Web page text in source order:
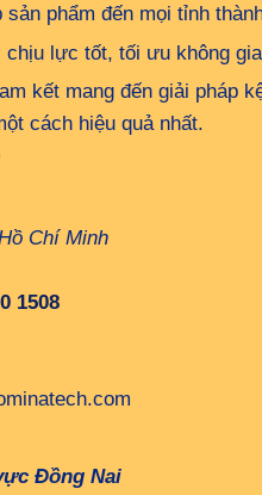
phẩm đến mọi tỉnh
chịu lực tốt, tối ưu không
kết mang đến giải pháp
cách hiệu quả nhất.
Chí Minh
1508
Đồng Nai